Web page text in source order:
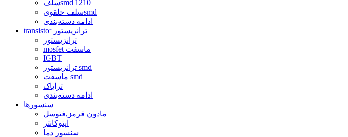
سلفsmd 1210
سلف حلقویsmd
ادامه دسته‌بندی
transistor ترانزیستور
ترانزیستور
mosfet ماسفت
IGBT
ترانزیستور smd
ماسفت smd
ترایاک
ادامه دسته‌بندی
سنسورها
مادون قرمز,فتوسل
اپتوکانتر
سنسور دما